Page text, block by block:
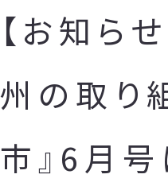
【お知ら
州の取り
市』6月